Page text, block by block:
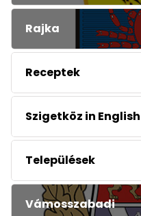
Rajka
Receptek
Szigetköz in English
Települések
Vámosszabadi